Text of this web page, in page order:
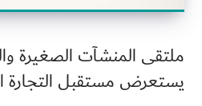
يستعرض مستقبل التجارة